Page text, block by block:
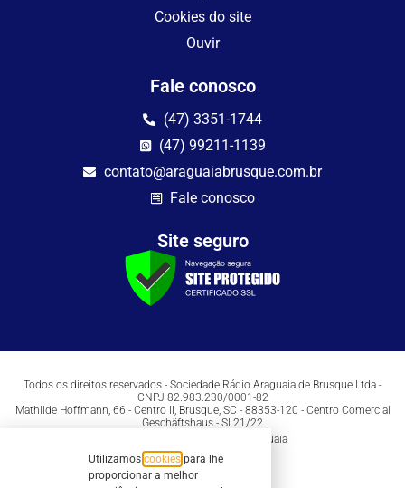
Cookies do site
Ouvir
Fale conosco
(47) 3351-1744
(47) 99211-1139
contato@araguaiabrusque.com.br
Fale conosco
Site seguro
Todos os direitos reservados - Sociedade Rádio Araguaia de Brusque Ltda -
CNPJ 82.983.230/0001-82
Mathilde Hoffmann, 66 - Centro II, Brusque, SC - 88353-120 - Centro Comercial
Geschäftshaus - Sl 21/22
Copyright © 2026 | Rádio Araguaia
Utilizamos cookies para lhe
proporcionar a melhor